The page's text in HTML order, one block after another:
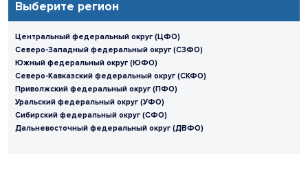
Выберите регион
Центральный федеральный округ (ЦФО)
Северо-Западный федеральный округ (СЗФО)
Южный федеральный округ (ЮФО)
Северо-Кавказский федеральный округ (СКФО)
Приволжский федеральный округ (ПФО)
Уральский федеральный округ (УФО)
Сибирский федеральный округ (СФО)
Дальневосточный федеральный округ (ДВФО)